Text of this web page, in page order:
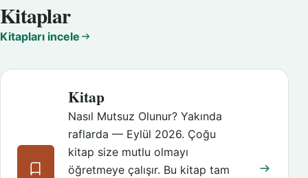
Kitaplar
Kitapları incele
Kitap
Nasıl Mutsuz Olunur? Yakında
raflarda — Eylül 2026. Çoğu
kitap size mutlu olmayı
öğretmeye çalışır. Bu kitap tam